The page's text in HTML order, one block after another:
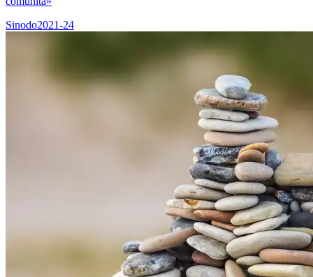
Sinodo2021-24